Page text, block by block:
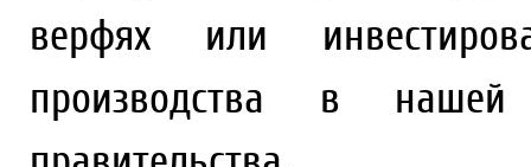
верфях или
производства в